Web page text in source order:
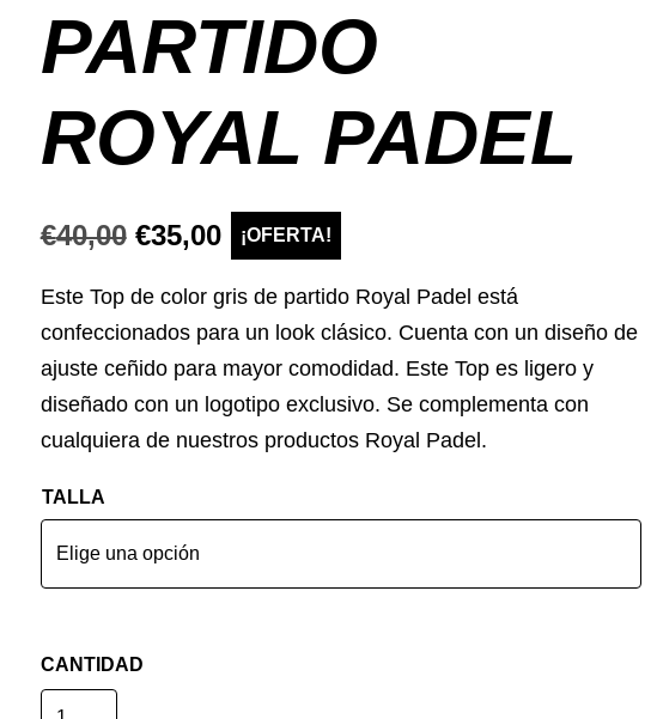
PARTIDO
ROYAL PADEL
€40,00 El
precio
original
era:
€40,00.
€35,00El
precio
actual
es:
€35,00.
¡OFERTA!
Este Top de color gris de partido Royal Padel está
confeccionados para un look clásico. Cuenta con un diseño de
ajuste ceñido para mayor comodidad. Este Top es ligero y
diseñado con un logotipo exclusivo. Se complementa con
cualquiera de nuestros productos Royal Padel.
TALLA
CANTIDAD